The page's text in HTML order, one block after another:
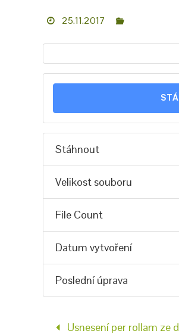
25.11.2017
Stáhnout
Velikost souboru
File Count
Datum vytvoření
Poslední úprava
Usnesení per rollam ze